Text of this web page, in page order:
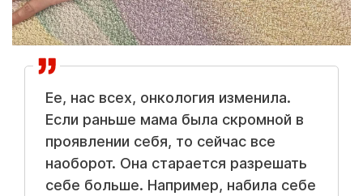
Ее, нас всех, онкология изменила.
Если раньше мама была скромной в
проявлении себя, то сейчас все
наоборот. Она старается разрешать
себе больше. Например, набила себе